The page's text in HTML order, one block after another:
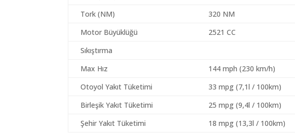
Tork (NM)
320 NM
Motor Büyüklüğü
2521 CC
Sıkıştırma
Max Hız
144 mph (230 km/h)
Otoyol Yakıt Tüketimi
33 mpg (7,1l / 100km)
Birleşik Yakıt Tüketimi
25 mpg (9,4l / 100km)
Şehir Yakıt Tüketimi
18 mpg (13,3l / 100km)